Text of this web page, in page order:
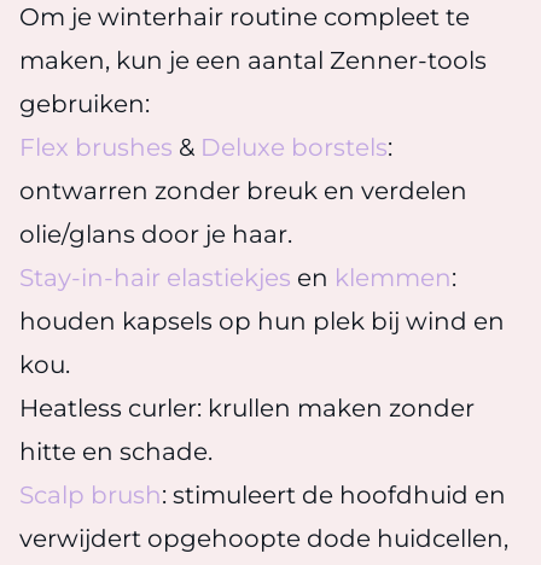
Om je winterhair routine compleet te
maken, kun je een aantal Zenner-tools
gebruiken:
Flex brushes & Deluxe borstels:
ontwarren zonder breuk en verdelen
olie/glans door je haar.
Stay-in-hair elastiekjes en klemmen:
houden kapsels op hun plek bij wind en
kou.
Heatless curler: krullen maken zonder
hitte en schade.
Scalp brush: stimuleert de hoofdhuid en
verwijdert opgehoopte dode huidcellen,